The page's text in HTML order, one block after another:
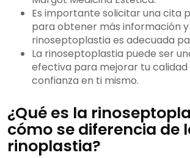
Es importante solicitar una cita
para obtener más información y
rinoseptoplastia es adecuada
La rinoseptoplastia puede ser
efectiva para mejorar tu calidad
confianza en ti mismo.
¿Qué es la
cómo se diferencia de
rinoplastia?